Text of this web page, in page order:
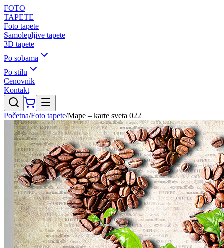
FOTO
TAPETE
Foto tapete
Samolepljive tapete
3D tapete
Po sobama
Po stilu
Cenovnik
Kontakt
Početna/Foto tapete/Mape – karte sveta 022